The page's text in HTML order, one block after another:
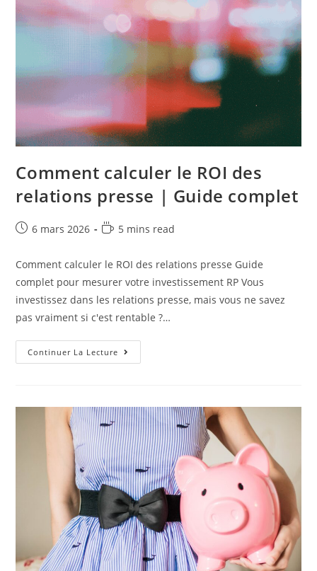
Comment calculer le ROI des
relations presse | Guide complet
6 mars 2026 5 mins read
Comment calculer le ROI des relations presse Guide
complet pour mesurer votre investissement RP Vous
investissez dans les relations presse, mais vous ne savez
pas vraiment si c'est rentable ?…
Continuer La Lecture